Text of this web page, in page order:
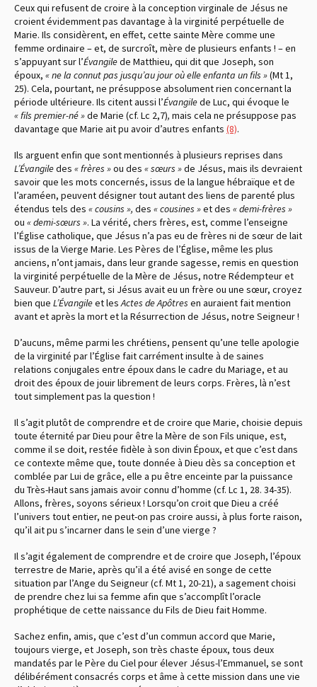
Ceux qui refusent de croire à la conception virginale de Jésus ne
croient évidemment pas davantage à la virginité perpétuelle de
Marie. Ils considèrent, en effet, cette sainte Mère comme une
femme ordinaire – et, de surcroît, mère de plusieurs enfants ! – en
s’appuyant sur l’Évangilede Matthieu, qui dit que Joseph, son
époux, « ne la connut pas jusqu’au jour où elle enfanta un fils »(Mt 1,
25). Cela, pourtant, ne présuppose absolument rien concernant la
période ultérieure. Ils citent aussi l’Évangilede Luc, qui évoque le
« fils premier-né »de Marie (cf. Lc 2,7), mais cela ne présuppose pas
davantage que Marie ait pu avoir d’autres enfants (8).
Ils arguent enfin que sont mentionnés à plusieurs reprises dans
L’Évangiledes « frères »ou des « sœurs »de Jésus, mais ils devraient
savoir que les mots concernés, issus de la langue hébraïque et de
l’araméen, peuvent désigner tout autant des liens de parenté plus
étendus tels des « cousins », des « cousines »et des « demi-frères »
ou « demi-sœurs ». La vérité, chers frères, est, comme l’enseigne
l’Église catholique, que Jésus n’a pas eu de frères ni de sœur de lait
issus de la Vierge Marie. Les Pères de l’Église, même les plus
anciens, n’ont jamais, dans leur grande sagesse, remis en question
la virginité perpétuelle de la Mère de Jésus, notre Rédempteur et
Sauveur. D’autre part, si Jésus avait eu un frère ou une sœur, croyez
bien que L’Évangileet lesActes de Apôtres en auraient fait mention
avant et après la mort et la Résurrection de Jésus, notre Seigneur !
D’aucuns, même parmi les chrétiens, pensent qu’une telle apologie
de la virginité par l’Église fait carrément insulte à de saines
relations conjugales entre époux dans le cadre du Mariage, et au
droit des époux de jouir librement de leurs corps. Frères, là n’est
tout simplement pas la question !
Il s’agit plutôt de comprendre et de croire que Marie, choisie depuis
toute éternité par Dieu pour être la Mère de son Fils unique, est,
comme il se doit, restée fidèle à son divin Époux, et que c’est dans
ce contexte même que, toute donnée à Dieu dès sa conception et
comblée par Lui de grâce, elle a pu être enceinte par la puissance
du Très-Haut sans jamais avoir connu d’homme (cf. Lc 1, 28. 34-35).
Allons, frères, soyons sérieux ! Lorsqu’on croit que Dieu a créé
l’univers tout entier, ne peut-on pas croire aussi, à plus forte raison,
qu’il ait pu s’incarner dans le sein d’une vierge ?
Il s’agit également de comprendre et de croire que Joseph, l’époux
terrestre de Marie, après qu’il a été avisé en songe de cette
situation par l’Ange du Seigneur(cf. Mt 1, 20-21), a sagement choisi
de prendre chez lui sa femme afin que s’accomplît l’oracle
prophétique de cette naissance du Fils de Dieu fait Homme.
Sachez enfin, amis, que c’est d’un commun accord que Marie,
toujours vierge, et Joseph, son très chaste époux, tous deux
mandatés par le Père du Ciel pour élever Jésus-l’Emmanuel, se sont
délibérément consacrés corps et âme à cette mission dans une vie